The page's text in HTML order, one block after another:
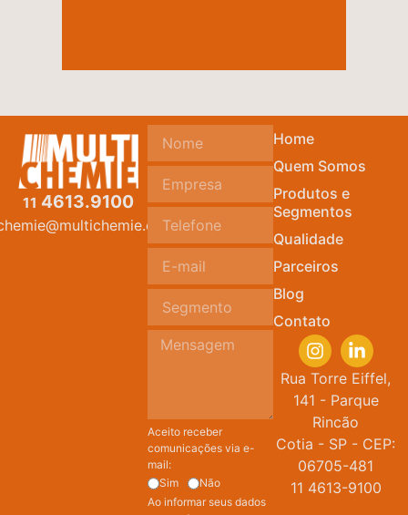
Home
Quem Somos
Produtos e
Segmentos
Qualidade
Parceiros
Blog
Contato
Rua Torre Eiffel,
141 - Parque
Rincão
Cotia - SP - CEP:
06705-481
11 4613-9100
11 4613.9100
Aceito receber
comunicações via e-
mail:
Sim
Não
Ao informar seus dados